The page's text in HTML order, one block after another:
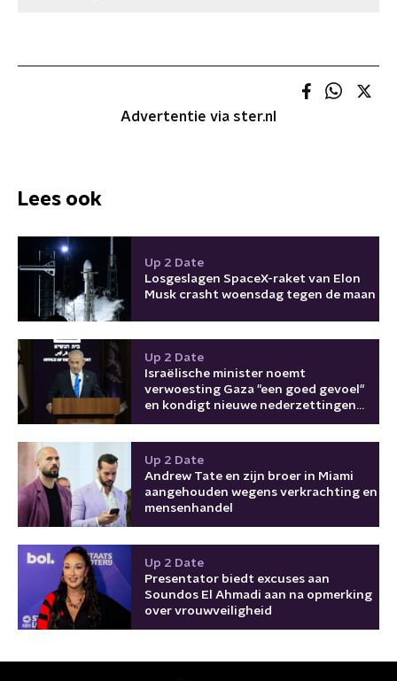
Advertentie via ster.nl
Lees ook
Up 2 Date
Losgeslagen SpaceX-raket van Elon
Musk crasht woensdag tegen de maan
Up 2 Date
Israëlische minister noemt
verwoesting Gaza "een goed gevoel"
en kondigt nieuwe nederzettingen
Up 2 Date
Andrew Tate en zijn broer in Miami
aangehouden wegens verkrachting en
mensenhandel
Up 2 Date
Presentator biedt excuses aan
Soundos El Ahmadi aan na opmerking
over vrouwveiligheid